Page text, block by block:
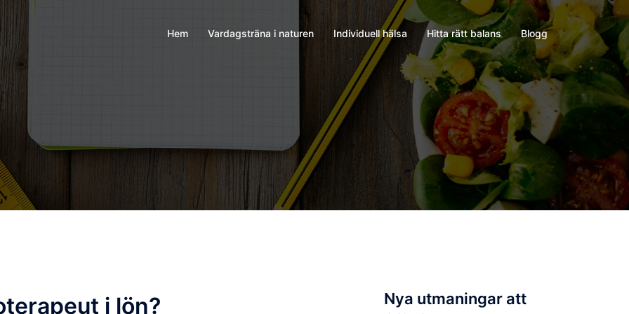
Hem Vardagsträna i naturen Individuell hälsa Hitta rätt balans Blogg
i lön?
Nya utmaningar att